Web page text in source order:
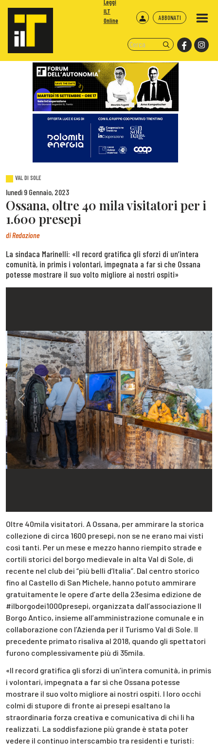
ABBONATI
Leggi
ILT
Online
VAL DI SOLE
lunedì 9 Gennaio, 2023
Ossana, oltre 40 mila visitatori per i
1.600 presepi
diRedazione
La sindaca Marinelli: «Il record gratifica gli sforzi di un’intera
comunità, in primis i volontari, impegnata a far sì che Ossana
potesse mostrare il suo volto migliore ai nostri ospiti»
Previous Next
Oltre 40mila visitatori. A Ossana, per ammirare la storica
collezione di circa 1600 presepi, non se ne erano mai visti
così tanti. Per un mese e mezzo hanno riempito strade e
cortili storici del borgo medievale in alta Val di Sole, di
recente nel club dei “più belli d’Italia”. Dal centro storico
fino al Castello di San Michele, hanno potuto ammirare
gratuitamente le opere d’arte della 23esima edizione de
#ilborgodei1000presepi, organizzata dall’associazione Il
Borgo Antico, insieme all’amministrazione comunale e in
collaborazione con l’Azienda per il Turismo Val di Sole. Il
precedente primato risaliva al 2018, quando gli spettatori
furono complessivamente più di 35mila.
«Il record gratifica gli sforzi di un’intera comunità, in primis
i volontari, impegnata a far sì che Ossana potesse
mostrare il suo volto migliore ai nostri ospiti. I loro occhi
colmi di stupore di fronte ai presepi esaltano la
straordinaria forza creativa e comunicativa di chi li ha
realizzati. La soddisfazione più grande è stata poter
vedere il continuo interscambio tra residenti e turisti: